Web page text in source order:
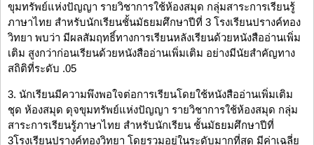
ขุมทรัพย์แห่งปัญญา รายวิชาการใช้ห้องสมุด กลุ่มสาระการเรียนรู้
ภาษาไทย สำหรับนักเรียนชั้นมัธยมศึกษาปีที่ 3 โรงเรียนปรางค์ทอง
วิทยา พบว่า มีผลสัมฤทธิ์ทางการเรียนหลังเรียนด้วยหนังสืออ่านเพิ่ม
เติม สูงกว่าก่อนเรียนด้วยหนังสืออ่านเพิ่มเติม อย่างมีนัยสำคัญทาง
สถิติที่ระดับ .05
3. นักเรียนมีความพึงพอใจต่อการเรียนโดยใช้หนังสืออ่านเพิ่มเติม
ชุด ห้องสมุด ดุจขุมทรัพย์แห่งปัญญา รายวิชาการใช้ห้องสมุด กลุ่ม
สาระการเรียนรู้ภาษาไทย สำหรับนักเรียน ชั้นมัธยมศึกษาปีที่
3โรงเรียนปรางค์ทองวิทยา โดยรวมอยู่ในระดับมากที่สุด มีค่าเฉลี่ย